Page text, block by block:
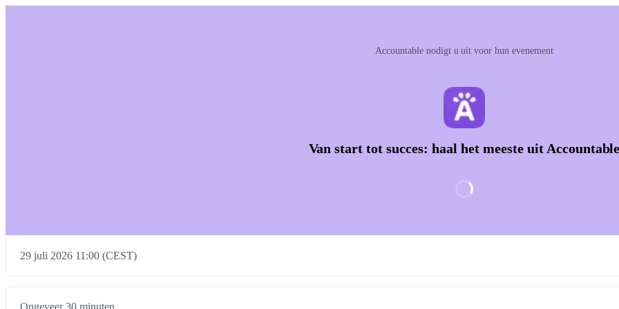
Accountable nodigt u uit voor hun evenement
Van start tot succes: haal het meeste uit
29 juli 2026 11:00 (CEST)